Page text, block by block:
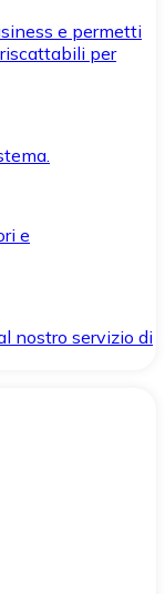
e permetti
per
e
nostro servizio di